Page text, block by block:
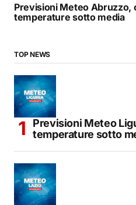
Previsioni Meteo Abruzzo,
temperature sotto media
TOP NEWS
Previsioni Meteo
temperature sotto